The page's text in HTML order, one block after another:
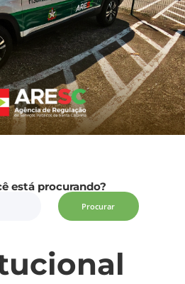
está procurando?
Procurar